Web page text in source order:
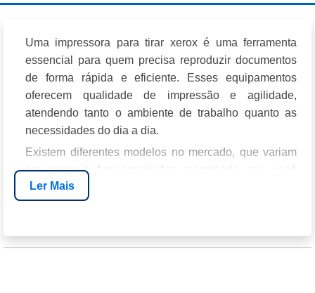
Uma impressora para tirar xeroxé uma ferramenta
essencial para quem precisa reproduzir documentos
de forma rápida e eficiente. Esses equipamentos
oferecem qualidade de impressão e agilidade,
atendendo tanto o ambiente de trabalho quanto as
necessidades do dia a dia.
Existem diferentes modelos no mercado, que variam
em preço e funcionalidades, permitindo que você
escolha a que melhor se adapta às suas demandas.
Vamos explorar as opções disponíveis e suas
VANTAGENS DA IMPRESSORA
Ler Mais